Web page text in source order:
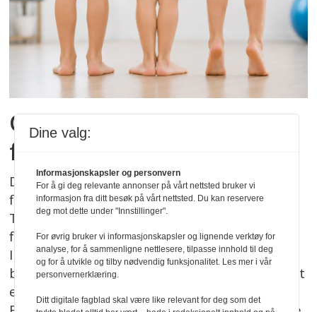
Oppdaterte retningslinjer
for fotstillinger
Det har skjedd en utvikling i forståelsen av
fotstillinger hos barn. En prosjektgruppe i
Trondheim kommune, ledet av
fysioterapeutene Gøril Eide og Jukka
Immonen, har nå revidert retningslinjene for
barneplattfot, inntåing og tågange. Vi har tatt
en prat med dem om hva som er nytt.
Dine valg:
Informasjonskapsler og personvern
For å gi deg relevante annonser på vårt nettsted bruker vi
informasjon fra ditt besøk på vårt nettsted. Du kan reservere
deg mot dette under "Innstillinger".
For øvrig bruker vi informasjonskapsler og lignende verktøy for
analyse, for å sammenligne nettlesere, tilpasse innhold til deg
og for å utvikle og tilby nødvendig funksjonalitet. Les mer i vår
personvernerklæring.
Ditt digitale fagblad skal være like relevant for deg som det